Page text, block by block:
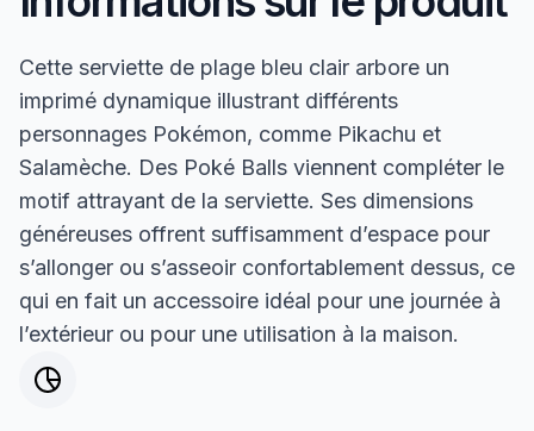
Cette serviette de plage bleu clair arbore un
imprimé dynamique illustrant différents
personnages Pokémon, comme Pikachu et
Salamèche. Des Poké Balls viennent compléter le
motif attrayant de la serviette. Ses dimensions
généreuses offrent suffisamment d’espace pour
s’allonger ou s’asseoir confortablement dessus, ce
qui en fait un accessoire idéal pour une journée à
l’extérieur ou pour une utilisation à la maison.